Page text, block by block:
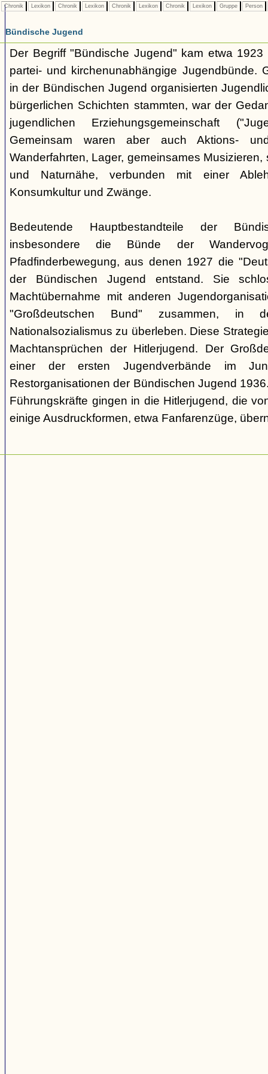
Chronik Lexikon Chronik Lexikon Chronik Lexikon Chronik Lexikon Gruppe Person
Bündische Jugend
Der Begriff "Bündische Jugend" kam etwa
partei- und kirchenunabhängige Jugendbünde.
in der Bündischen Jugend organisierten
bürgerlichen Schichten stammten, war der
jugendlichen Erziehungsgemeinschaft
Gemeinsam waren aber auch Aktions-
Wanderfahrten, Lager, gemeinsames
und Naturnähe, verbunden mit einer
Konsumkultur und Zwänge.
Bedeutende Hauptbestandteile der
insbesondere die Bünde der
Pfadfinderbewegung, aus denen 1927 die
der Bündischen Jugend entstand. Sie
Machtübernahme mit anderen
"Großdeutschen Bund" zusammen,
Nationalsozialismus zu überleben. Diese
Machtansprüchen der Hitlerjugend. Der
einer der ersten Jugendverbände im
Restorganisationen der Bündischen Jugend
Führungskräfte gingen in die Hitlerjugend, die
einige Ausdruckformen, etwa Fanfarenzüge,